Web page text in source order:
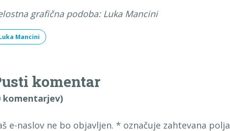
grafična podoba: Luka Mancini
Mancini
komentar
komentarjev)
e-naslov ne bo objavljen. * označuje zahtevana polja